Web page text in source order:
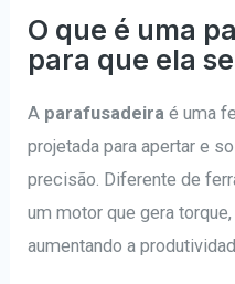
O que é uma
para que ela
A parafusadeira é uma
projetada para apertar e
precisão. Diferente de
um motor que gera
aumentando a